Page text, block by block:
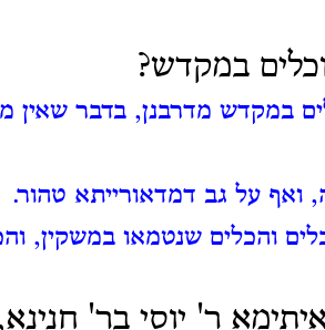
במקדש?
במקדש מדרבנן, בדבר שאין
ואף על גב דמדאורייתא טהור.
והכלים שנטמאו במשקין,
ר' יוסי בר'